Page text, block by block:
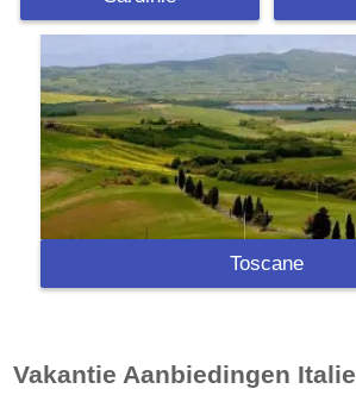
Toscane
Vakantie Aanbiedingen Italie